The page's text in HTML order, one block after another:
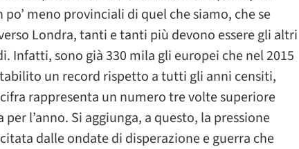
meno provinciali di quel che siamo, che se
Londra, tanti e tanti più devono essere gli altri
Infatti, sono già 330 mila gli europei che nel 2015
un record rispetto a tutti gli anni censiti,
rappresenta un numero tre volte superiore
l’anno. Si aggiunga, a questo, la pressione
dalle ondate di disperazione e guerra che